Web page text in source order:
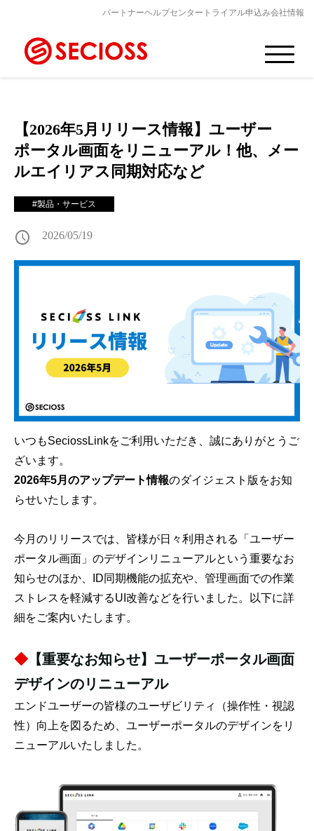
パートナーヘルプセンター トライアル申込み会社情報
【2026年5月リリース情報】ユーザー
ポータル画面をリニューアル！他、メー
ルエイリアス同期対応など
#製品・サービス
schedule 2026/05/19
いつもSeciossLinkをご利用いただき、誠にありがとうご
ざいます。
2026年5月のアップデート情報のダイジェスト版 をお知
らせいたします。
今月のリリースでは、皆様が日々利用される「ユーザー
ポータル画面」のデザインリニューアルという重要なお
知らせのほか、ID同期機能の拡充や、管理画面での作業
ストレスを軽減するUI改善などを行いました。以下に詳
細をご案内いたします。
◆【重要なお知らせ】ユーザーポータル画面
デザインのリニューアル
エンドユーザーの皆様のユーザビリティ（操作性・視認
性）向上を図るため、ユーザーポータルのデザインをリ
ニューアルいたしました。